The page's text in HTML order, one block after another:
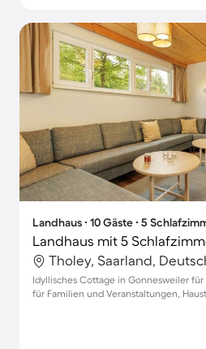
Landhaus ∙ 10 Gäste ∙ 5
Landhaus mit 5
Tholey, Saarland,
Idyllisches Cottage in Gonnesweiler für
für Familien und Veranstaltungen,